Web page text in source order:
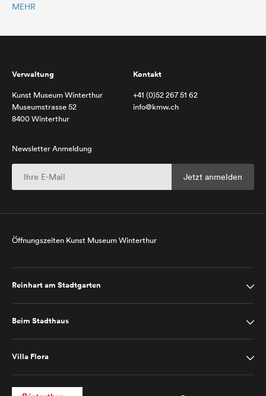
MEHR
Verwaltung
Kunst Museum Winterthur
Museumstrasse 52
8400 Winterthur
Kontakt
+41 (0)52 267 51 62
info@kmw.ch
Newsletter Anmeldung
Öffnungszeiten Kunst Museum Winterthur
Reinhart am Stadtgarten
Beim Stadthaus
Villa Flora